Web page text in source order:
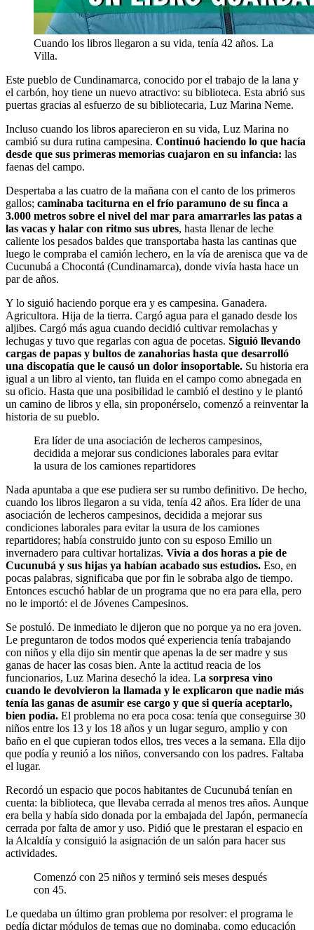
Cuando los libros llegaron a su vida, tenía 42 años. La
Villa.
Este pueblo de Cundinamarca, conocido por el trabajo de la lana y
el carbón, hoy tiene un nuevo atractivo: su biblioteca. Esta abrió sus
puertas gracias al esfuerzo de su bibliotecaria, Luz Marina Neme.
Incluso cuando los libros aparecieron en su vida, Luz Marina no
cambió su dura rutina campesina. Continuó haciendo lo que hacía
desde que sus primeras memorias cuajaron en su infancia: las
faenas del campo.
Despertaba a las cuatro de la mañana con el canto de los primeros
gallos; caminaba taciturna en el frío paramuno de su finca a
3.000 metros sobre el nivel del mar para amarrarles las patas a
las vacas y halar con ritmo sus ubres, hasta llenar de leche
caliente los pesados baldes que transportaba hasta las cantinas que
luego le compraba el camión lechero, en la vía de arenisca que va de
Cucunubá a Chocontá (Cundinamarca), donde vivía hasta hace un
par de años.
Y lo siguió haciendo porque era y es campesina. Ganadera.
Agricultora. Hija de la tierra. Cargó agua para el ganado desde los
aljibes. Cargó más agua cuando decidió cultivar remolachas y
lechugas y tuvo que regarlas con agua de pocetas. Siguió llevando
cargas de papas y bultos de zanahorias hasta que desarrolló
una discopatía que le causó un dolor insoportable. Su historia era
igual a un libro al viento, tan fluida en el campo como abnegada en
su oficio. Hasta que una posibilidad le cambió el destino y le plantó
un camino de libros y ella, sin proponérselo, comenzó a reinventar la
historia de su pueblo.
Era líder de una asociación de lecheros campesinos,
decidida a mejorar sus condiciones laborales para evitar
la usura de los camiones repartidores
Nada apuntaba a que ese pudiera ser su rumbo definitivo. De hecho,
cuando los libros llegaron a su vida, tenía 42 años. Era líder de una
asociación de lecheros campesinos, decidida a mejorar sus
condiciones laborales para evitar la usura de los camiones
repartidores; había construido junto con su esposo Emilio un
invernadero para cultivar hortalizas. Vivía a dos horas a pie de
Cucunubá y sus hijas ya habían acabado sus estudios. Eso, en
pocas palabras, significaba que por fin le sobraba algo de tiempo.
Entonces escuchó hablar de un programa que no era para ella, pero
no le importó: el de Jóvenes Campesinos.
Se postuló. De inmediato le dijeron que no porque ya no era joven.
Le preguntaron de todos modos qué experiencia tenía trabajando
con niños y ella dijo sin mentir que apenas la de ser madre y sus
ganas de hacer las cosas bien. Ante la actitud reacia de los
funcionarios, Luz Marina desechó la idea. La sorpresa vino
cuando le devolvieron la llamada y le explicaron que nadie más
tenía las ganas de asumir ese cargo y que si quería aceptarlo,
bien podía. El problema no era poca cosa: tenía que conseguirse 30
niños entre los 13 y los 18 años y un lugar seguro, amplio y con
baño en el que cupieran todos ellos, tres veces a la semana. Ella dijo
que podía y reunió a los niños, conversando con los padres. Faltaba
el lugar.
Recordó un espacio que pocos habitantes de Cucunubá tenían en
cuenta: la biblioteca, que llevaba cerrada al menos tres años. Aunque
era bella y había sido donada por la embajada del Japón, permanecía
cerrada por falta de amor y uso. Pidió que le prestaran el espacio en
la Alcaldía y consiguió la asignación de un salón para hacer sus
actividades.
Comenzó con 25 niños y terminó seis meses después
con 45.
Le quedaba un último gran problema por resolver: el programa le
pedía dictar módulos de temas que no dominaba, como educación